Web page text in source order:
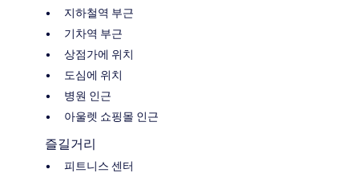
지하철역 부근
기차역 부근
상점가에 위치
도심에 위치
병원 인근
아울렛 쇼핑몰 인근
즐길거리
피트니스 센터